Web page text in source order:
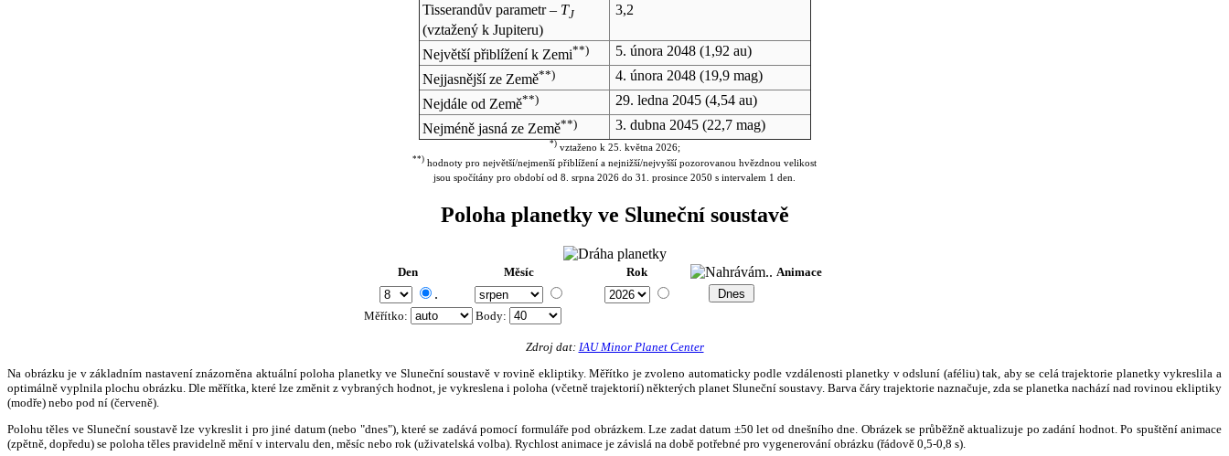
Tisserandův parametr – TJ
(vztažený k Jupiteru)
3,2
Největší přiblížení k Zemi**) 5. února 2048(1,92 au)
Nejjasnější ze Země**) 4. února 2048(19,9 mag)
Nejdále od Země**) 29. ledna 2045(4,54 au)
Nejméně jasná ze Země**) 3. dubna 2045(22,7 mag)
*)vztaženo k 25. května 2026;
**) hodnoty pro největší/nejmenší přiblížení a nejnižší/nejvyšší pozorovanou hvězdnou velikost
jsou spočítány pro období od 8. srpna 2026 do 31. prosince 2050 s intervalem 1 den.
Poloha planetky ve Sluneční soustavě
Den Měsíc Rok Animace
.
Měřítko: Body:
Zdroj dat: IAU Minor Planet Center
Na obrázku je v základním nastavení znázorněna aktuální poloha planetky ve Sluneční soustavě v rovině ekliptiky. Měřítko je zvoleno automaticky podle vzdálenosti planetky v odsluní (aféliu) tak, aby se celá trajektorie planetky vykreslila a
optimálně vyplnila plochu obrázku. Dle měřítka, které lze změnit z vybraných hodnot, je vykreslena i poloha (včetně trajektorií) některých planet Sluneční soustavy. Barva čáry trajektorie naznačuje, zda se planetka nachází nad rovinou ekliptiky
(modře) nebo pod ní (červeně).
Polohu těles ve Sluneční soustavě lze vykreslit i pro jiné datum (nebo "dnes"), které se zadává pomocí formuláře pod obrázkem. Lze zadat datum ±50 let od dnešního dne. Obrázek se průběžně aktualizuje po zadání hodnot. Po spuštění animace
(zpětně, dopředu) se poloha těles pravidelně mění v intervalu den, měsíc nebo rok (uživatelská volba). Rychlost animace je závislá na době potřebné pro vygenerování obrázku (řádově 0,5-0,8 s).